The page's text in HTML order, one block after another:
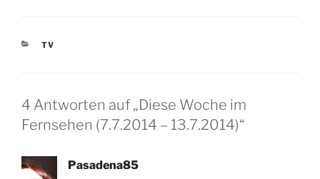
KATEGORIEN
TV
4 Antworten auf „Diese Woche im
Fernsehen (7.7.2014 – 13.7.2014)“
Pasadena85